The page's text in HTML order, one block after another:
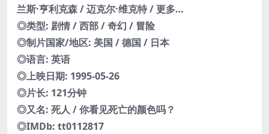
兰斯·亨利克森 / 迈克尔·维克特 / 更多…
◎类型: 剧情 / 西部 / 奇幻 / 冒险
◎制片国家/地区: 美国 / 德国 / 日本
◎语言: 英语
◎上映日期: 1995-05-26
◎片长: 121分钟
◎又名: 死人 / 你看见死亡的颜色吗？
◎IMDb: tt0112817